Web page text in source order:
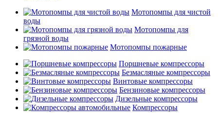
Мотопомпы для чистой
воды
Мотопомпы для
грязной воды
Мотопомпы пожарные
Поршневые компрессоры
Безмасляные компрессоры
Винтовые компрессоры
Бензиновые компрессоры
Дизельные компрессоры
Компрессоры